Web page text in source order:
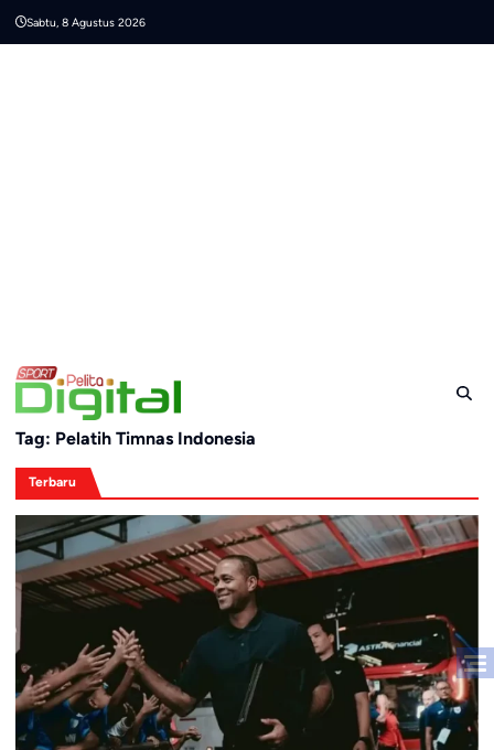
Sabtu, 8 Agustus 2026
Tag: Pelatih Timnas Indonesia
Terbaru